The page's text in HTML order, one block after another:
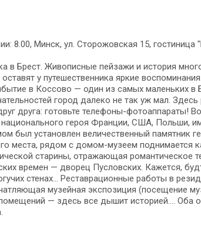
8.00, Минск, ул. Сторожовская 15, гостиница
в Брест. Живописные пей­за­жи и ис­то­рия
у пу­те­ше­ствен­ни­ка яр­кие вос­по­ми­на­ния.
в Коссово — один из са­мых ма­лень­ких
го­род да­ле­ко не так уж мал.
дру­га: готовьте телефоны-
ге­роя Фран­ции, США, Поль­ши,
был уста­нов­лен величественный памятник
ме­ста, ря­дом с домом-музеем
ста­ри­ны, отражающая ро­ман­ти­че­ское
вре­мен — дворец Пусловских. Ка­жет­ся,
сте­нах... Реставрационные ра­бо­ты в
му­зей­ная экс­по­зи­ция (посещение
— здесь все ды­шит ис­то­ри­ей…. Оба